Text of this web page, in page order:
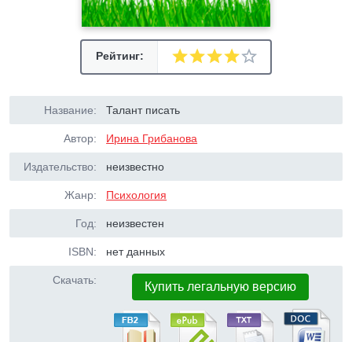
Рейтинг:
Название: Талант писать
Автор: Ирина Грибанова
Издательство: неизвестно
Жанр: Психология
Год: неизвестен
ISBN: нет данных
Скачать: Купить легальную версию